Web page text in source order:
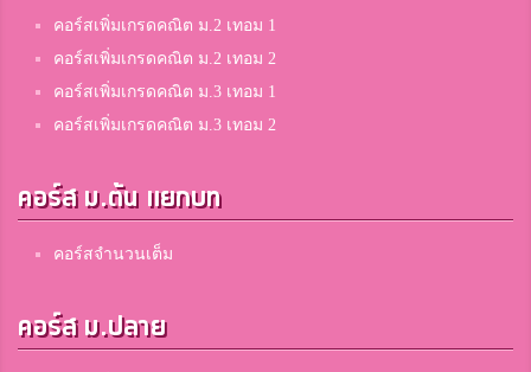
คอร์สเพิ่มเกรดคณิต ม.2 เทอม 1
คอร์สเพิ่มเกรดคณิต ม.2 เทอม 2
คอร์สเพิ่มเกรดคณิต ม.3 เทอม 1
คอร์สเพิ่มเกรดคณิต ม.3 เทอม 2
คอร์ส ม.ต้น แยกบท
คอร์สจำนวนเต็ม
คอร์ส ม.ปลาย